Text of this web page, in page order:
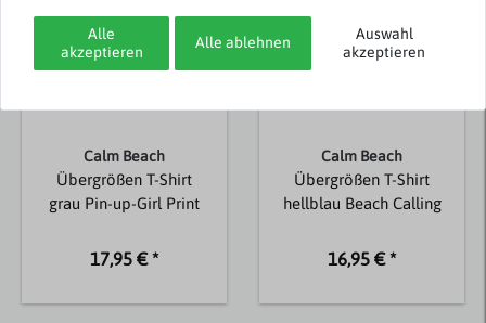
Calm Beach
Übergrößen T-Shirt
grau Pin-up-Girl Print
17,95 € *
Calm Beach
Übergrößen T-Shirt
hellblau Beach Calling
16,95 € *
Alle
akzeptieren
Alle ablehnen
Auswahl
akzeptieren